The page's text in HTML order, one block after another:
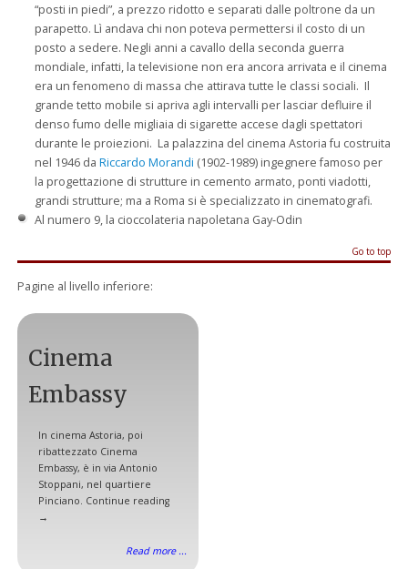
“posti in piedi”, a prezzo ridotto e separati dalle poltrone da un
parapetto. Lì andava chi non poteva permettersi il costo di un
posto a sedere. Negli anni a cavallo della seconda guerra
mondiale, infatti, la televisione non era ancora arrivata e il cinema
era un fenomeno di massa che attirava tutte le classi sociali. Il
grande tetto mobile si apriva agli intervalli per lasciar defluire il
denso fumo delle migliaia di sigarette accese dagli spettatori
durante le proiezioni. La palazzina del cinema Astoria fu costruita
nel 1946 da Riccardo Morandi (1902-1989) ingegnere famoso per
la progettazione di strutture in cemento armato, ponti viadotti,
grandi strutture; ma a Roma si è specializzato in cinematografi.
Al numero 9, la cioccolateria napoletana Gay-Odin
Go to top
Pagine al livello inferiore:
Cinema
Embassy
In cinema Astoria, poi
ribattezzato Cinema
Embassy, è in via Antonio
Stoppani, nel quartiere
Pinciano. Continue reading
→
Read more ...